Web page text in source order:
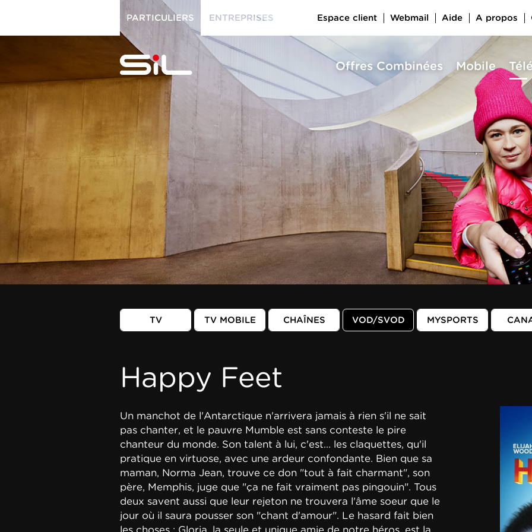
SiL
multimédia
TV TV MOBILE CHAÎNES VOD/SVOD MYSPORTS
Happy Feet
Un manchot de l'Antarctique n'arrivera jamais à rien s'il ne sait
pas chanter, et le pauvre Mumble est sans conteste le pire
chanteur du monde. Son talent à lui, c'est... les claquettes, qu'il
pratique en virtuose, avec une ardeur confondante. Bien que sa
maman, Norma Jean, trouve ce don "tout à fait charmant", son
père, Memphis, juge que "ça ne fait vraiment pas pingouin". Tous
deux savent aussi que leur rejeton ne trouvera l'âme soeur que le
jour où il saura pousser son "chant d'amour". Le hasard fait bien
les choses : Gloria, la seule et unique amie de notre héros, est la
PARTICULIERS
PARTICULIERS
Offres Combinées Mobile
ENTREPRISES
ENTREPRISES
Espace client Webmail Aide A propos